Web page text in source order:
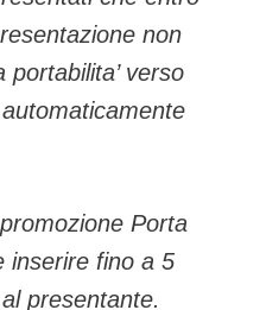
non
verso
Porta
inserire fino a 5
presentante.